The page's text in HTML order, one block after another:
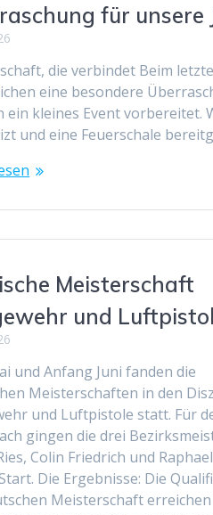
für unsere
die verbindet Beim
eine besondere
ein kleines Event vorbereitet.
und eine Feuerschale
Meisterschaft
und
und Anfang Juni fanden die
Meisterschaften in den
und Luftpistole statt. Für
gingen die drei
Colin Friedrich und
Die Ergebnisse: Die
Meisterschaft